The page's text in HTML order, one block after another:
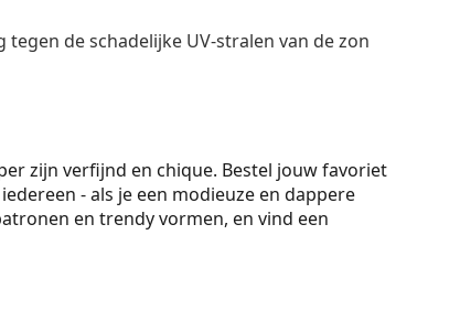
de schadelijke UV-stralen van de zon
zijn verfijnd en chique. Bestel jouw favoriet
- als je een modieuze en dappere
en trendy vormen, en vind een